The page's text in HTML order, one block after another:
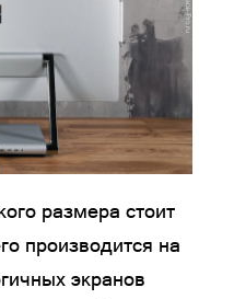
размера стоит
производится на
экранов